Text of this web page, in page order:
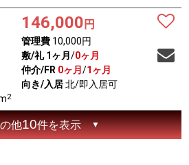
2
146,000 円
管理費10,000円
敷/礼 1ヶ月 /0ヶ月
仲介/FR 0ヶ月 /1ヶ月
向き/入居北/即入居可
他10件を表示